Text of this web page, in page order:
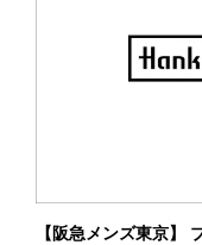
【阪急メンズ東京】